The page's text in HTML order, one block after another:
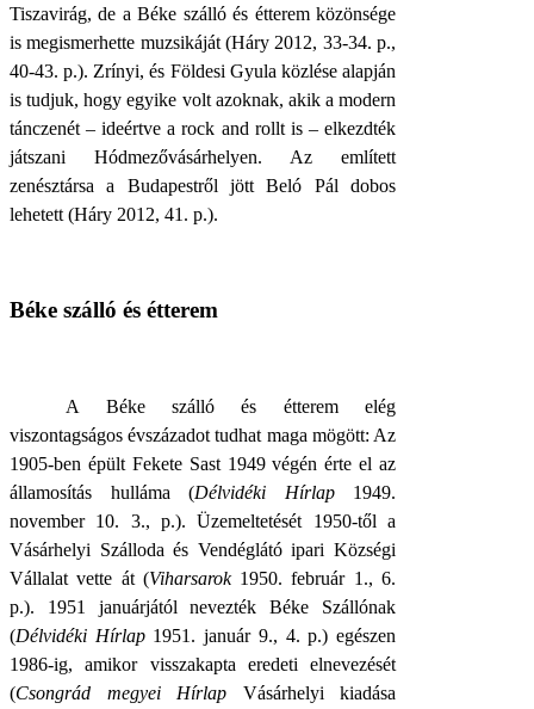
Tiszavirág, de a Béke szálló és étterem közönsége
is megismerhette muzsikáját (Háry 2012, 33-34. p.,
40-43. p.). Zrínyi, és Földesi Gyula közlése alapján
is tudjuk, hogy egyike volt azoknak, akik a modern
tánczenét – ideértve a rock and rollt is – elkezdték
játszani Hódmezővásárhelyen. Az említett
zenésztársa a Budapestről jött Beló Pál dobos
lehetett (Háry 2012, 41. p.).
Béke szálló és étterem
A Béke szálló és étterem elég
viszontagságos évszázadot tudhat maga mögött: Az
1905-ben épült Fekete Sast 1949 végén érte el az
államosítás hulláma
(Délvidéki Hírlap1949.
november 10. 3., p.). Üzemeltetését 1950-től a
Vásárhelyi Szálloda és Vendéglátó ipari Községi
Vállalat vette át (Viharsarok1950. február 1., 6.
p.). 1951 januárjától nevezték Béke Szállónak
(Délvidéki Hírlap1951. január 9., 4. p.) egészen
1986-ig, amikor visszakapta eredeti elnevezését
(Csongrád megyei Hírlap Vásárhelyi kiadása